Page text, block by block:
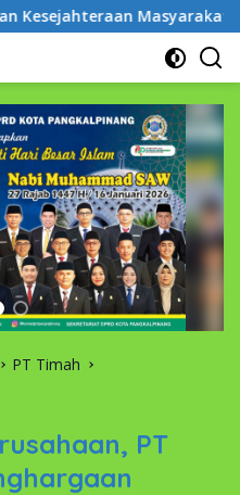
Masyarakat Babel
PT Timah
PT